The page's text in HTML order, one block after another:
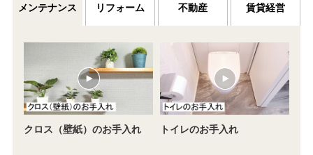
メンテナンス リフォーム 不動産 賃貸経営
クロス（壁紙）のお手入れ トイレのお手入れ